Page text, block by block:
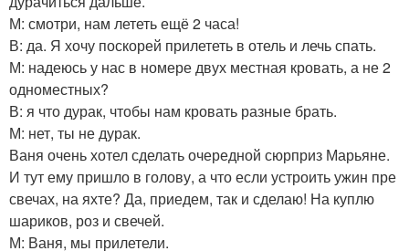
М: смотри, нам лететь ещё 2 часа!
В: да. Я хочу поскорей прилететь в отель и лечь спать.
М: надеюсь у нас в номере двух местная кровать, а не 2
одноместных?
В: я что дурак, чтобы нам кровать разные брать.
М: нет, ты не дурак.
Ваня очень хотел сделать очередной сюрприз Марьяне.
И тут ему пришло в голову, а что если устроить ужин пре
свечах, на яхте? Да, приедем, так и сделаю! На куплю
шариков, роз и свечей.
М: Ваня, мы прилетели.